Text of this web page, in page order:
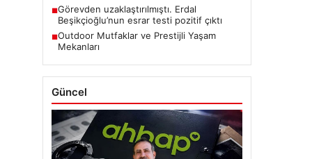
■Görevden uzaklaştırılmıştı. Erdal
Beşikçioğlu’nun esrar testi pozitif çıktı
■Outdoor Mutfaklar ve Prestijli Yaşam
Mekanları
Güncel